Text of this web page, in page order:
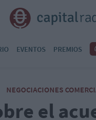
EVENTOS PREMIOS
NEGOCIACIONES
el